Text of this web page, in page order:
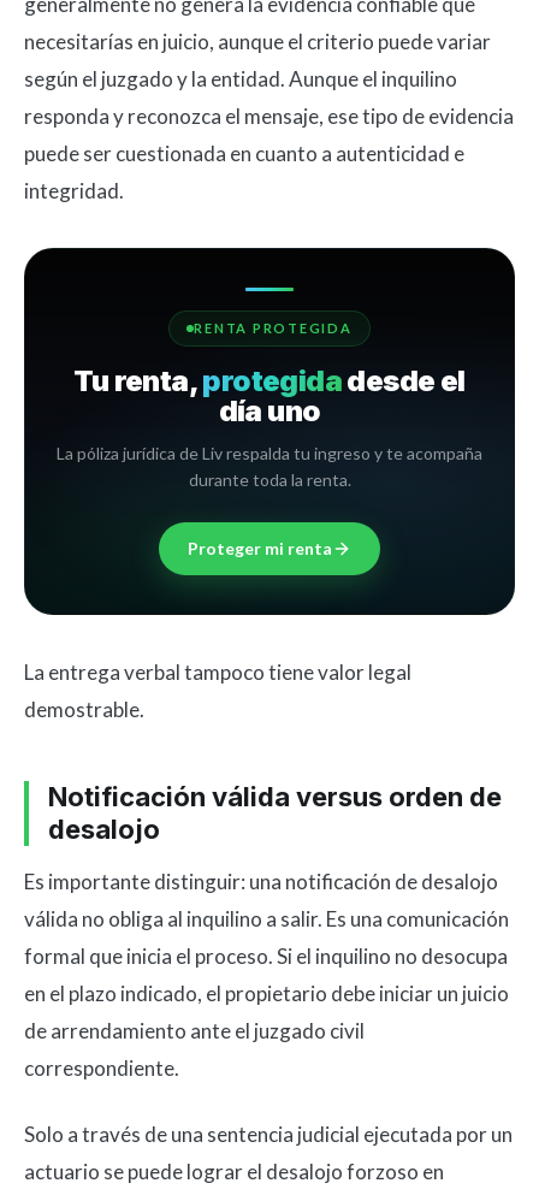
necesitarías en juicio, aunque el criterio puede variar
según el juzgado y la entidad. Aunque el inquilino
responda y reconozca el mensaje, ese tipo de evidencia
puede ser cuestionada en cuanto a autenticidad e
integridad.
RENTA PROTEGIDA
Tu renta,protegidadesde el
día uno
La póliza jurídica de Liv respalda tu ingreso y te acompaña
durante toda la renta.
Proteger mi renta
La entrega verbal tampoco tiene valor legal
demostrable.
Notificación válida versus orden de
desalojo
Es importante distinguir: una notificación de desalojo
válida no obliga al inquilino a salir. Es una comunicación
formal que inicia el proceso. Si el inquilino no desocupa
en el plazo indicado, el propietario debe iniciar un juicio
de arrendamiento ante el juzgado civil
correspondiente.
Solo a través de una sentencia judicial ejecutada por un
actuario se puede lograr el desalojo forzoso en